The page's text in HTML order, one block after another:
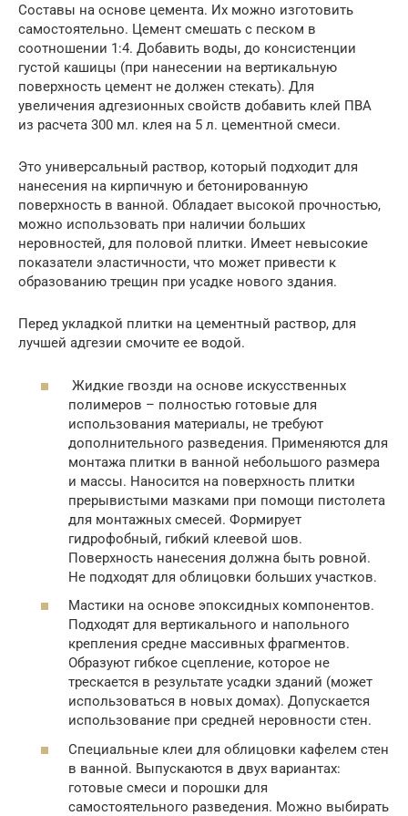
Составы на основе цемента. Их можно изготовить
самостоятельно. Цемент смешать с песком в
соотношении 1:4. Добавить воды, до консистенции
густой кашицы (при нанесении на вертикальную
поверхность цемент не должен стекать). Для
увеличения адгезионных свойств добавить клей ПВА
из расчета 300 мл. клея на 5 л. цементной смеси.
Это универсальный раствор, который подходит для
нанесения на кирпичную и бетонированную
поверхность в ванной. Обладает высокой прочностью,
можно использовать при наличии больших
неровностей, для половой плитки. Имеет невысокие
показатели эластичности, что может привести к
образованию трещин при усадке нового здания.
Перед укладкой плитки на цементный раствор, для
лучшей адгезии смочите ее водой.
Жидкие гвозди на основе искусственных
полимеров – полностью готовые для
использования материалы, не требуют
дополнительного разведения. Применяются для
монтажа плитки в ванной небольшого размера
и массы. Наносится на поверхность плитки
прерывистыми мазками при помощи пистолета
для монтажных смесей. Формирует
гидрофобный, гибкий клеевой шов.
Поверхность нанесения должна быть ровной.
Не подходят для облицовки больших участков.
Мастики на основе эпоксидных компонентов.
Подходят для вертикального и напольного
крепления средне массивных фрагментов.
Образуют гибкое сцепление, которое не
трескается в результате усадки зданий (может
использоваться в новых домах). Допускается
использование при средней неровности стен.
Специальные клеи для облицовки кафелем стен
в ванной. Выпускаются в двух вариантах:
готовые смеси и порошки для
самостоятельного разведения. Можно выбирать